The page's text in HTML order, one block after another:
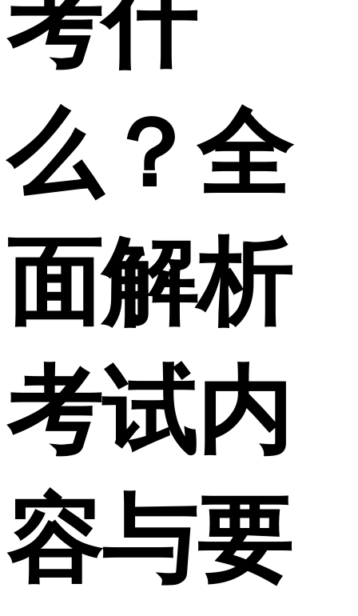
考什
么？全
面解析
考试内
容与要